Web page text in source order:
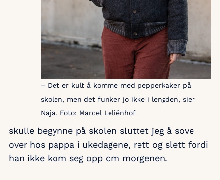
– Det er kult å komme med pepperkaker på
skolen, men det funker jo ikke i lengden, sier
Naja. Foto: Marcel Leliënhof
skulle begynne på skolen sluttet jeg å sove
over hos pappa i ukedagene, rett og slett fordi
han ikke kom seg opp om morgenen.